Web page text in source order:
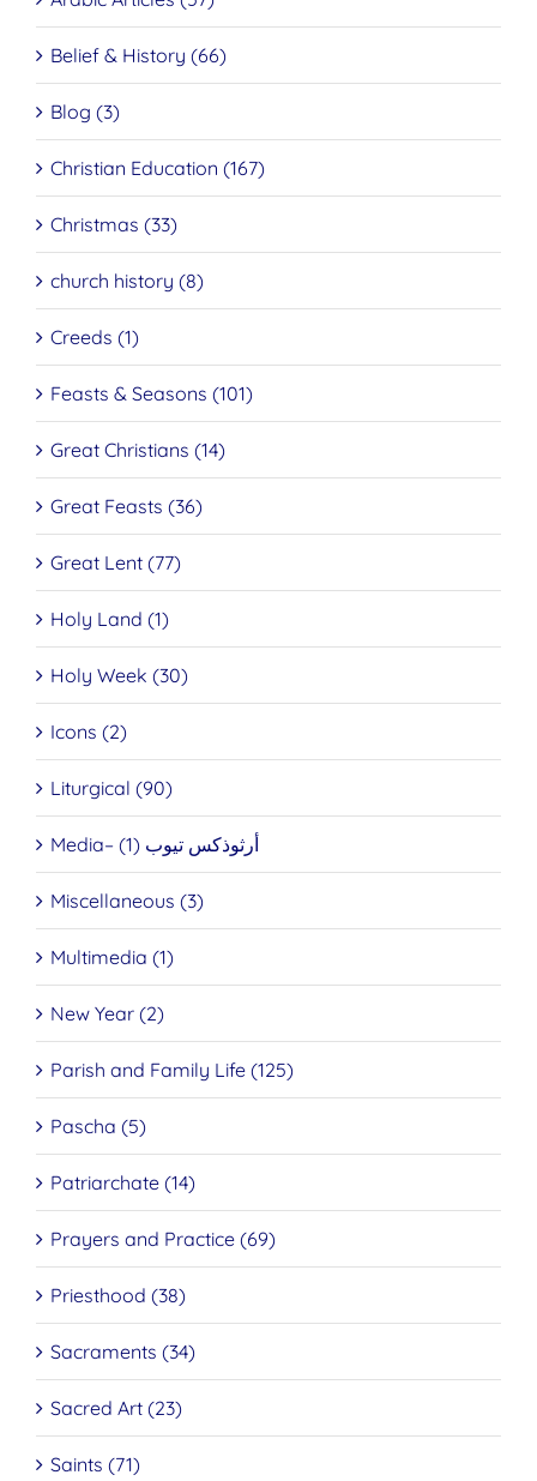
Belief & History (66)
Blog (3)
Christian Education (167)
Christmas (33)
church history (8)
Creeds (1)
Feasts & Seasons (101)
Great Christians (14)
Great Feasts (36)
Great Lent (77)
Holy Land (1)
Holy Week (30)
Icons (2)
Liturgical (90)
Media– أرثوذكس تيوب (1)
Miscellaneous (3)
Multimedia (1)
New Year (2)
Parish and Family Life (125)
Pascha (5)
Patriarchate (14)
Prayers and Practice (69)
Priesthood (38)
Sacraments (34)
Sacred Art (23)
Saints (71)